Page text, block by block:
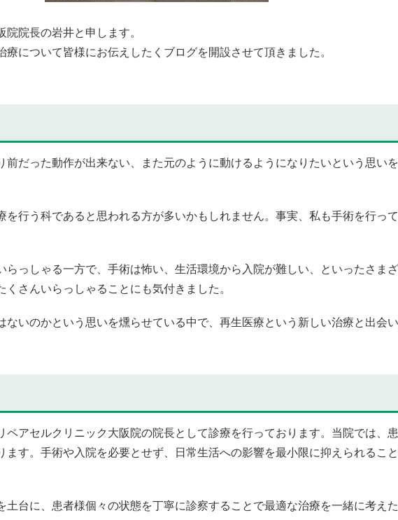
院長の岩井と申します。
について皆様にお伝えしたくブログを開設させて頂きました。
だった動作が出来ない、また元のように動けるようになりたいという思い
行う科であると思われる方が多いかもしれません。事実、私も手術を行っ
っしゃる一方で、手術は怖い、生活環境から入院が難しい、といったさま
さんいらっしゃることにも気付きました。
いのかという思いを燻らせている中で、再生医療という新しい治療と出会い
アセルクリニック大阪院の院長として診療を行っております。当院では、
す。手術や入院を必要とせず、日常生活への影響を最小限に抑えられるこ
台に、患者様個々の状態を丁寧に診察することで最適な治療を一緒に考え